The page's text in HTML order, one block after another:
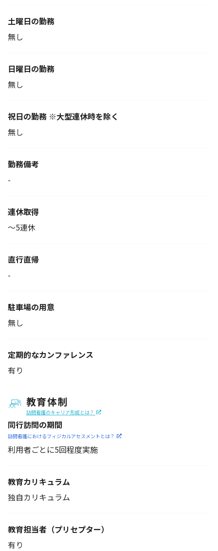
土曜日の勤務
無し
日曜日の勤務
無し
祝日の勤務 ※大型連休時を除く
無し
勤務備考
-
連休取得
～5連休
直行直帰
-
駐車場の用意
無し
定期的なカンファレンス
有り
教育体制
訪問看護のキャリア形成とは？
同行訪問の期間
訪問看護におけるフィジカルアセスメントとは？
利用者ごとに5回程度実施
教育カリキュラム
独自カリキュラム
教育担当者 （プリセプター）
有り